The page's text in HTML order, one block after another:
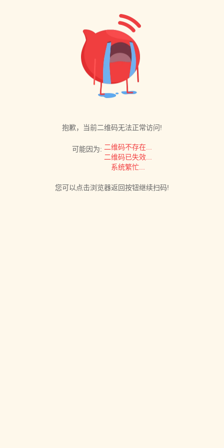
抱歉，当前二维码无法正常访问!
可能因为: 二维码不存在...
二维码已失效...
系统繁忙...
您可以点击浏览器返回按钮继续扫码!